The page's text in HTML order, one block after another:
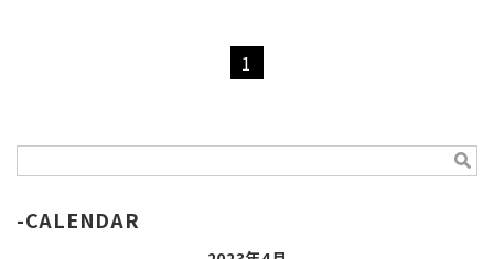
1
CALENDAR